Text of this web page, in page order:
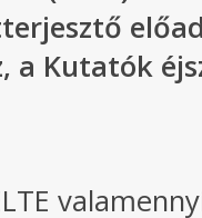
Kutatók